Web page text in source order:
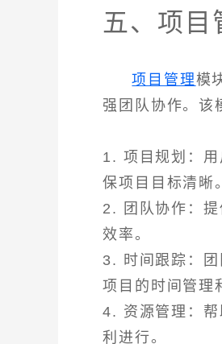
五、项目
项目管理模
强团队协作。该
1. 项目规划：
保项目目标清晰。
2. 团队协作：
效率。
3. 时间跟踪：
项目的时间管理
4. 资源管理：帮
利进行。